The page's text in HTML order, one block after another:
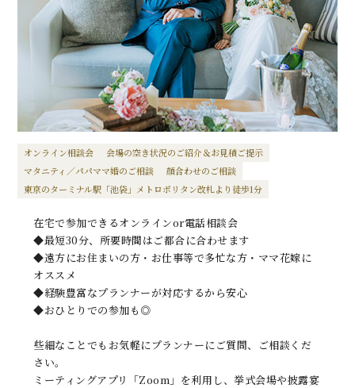
オンライン相談会
会場の空き状況のご紹介＆お見積ご提示
マタニティ／パパママ婚のご相談
顔合わせのご相談
東京のターミナル駅「池袋」メトロポリタン改札より徒歩1分
在宅で参加できるオンラインor電話相談会
◆最短30分、所要時間はご都合に合わせます
◆遠方にお住まいの方・お仕事等で多忙な方・ママ花嫁に
オススメ
◆経験豊富なプランナーが対応するから安心
◆おひとりでの参加も◎
些細なことでもお気軽にプランナーにご質問、ご相談くだ
さい。
ミーティングアプリ「Zoom」を利用し、挙式会場や披露宴